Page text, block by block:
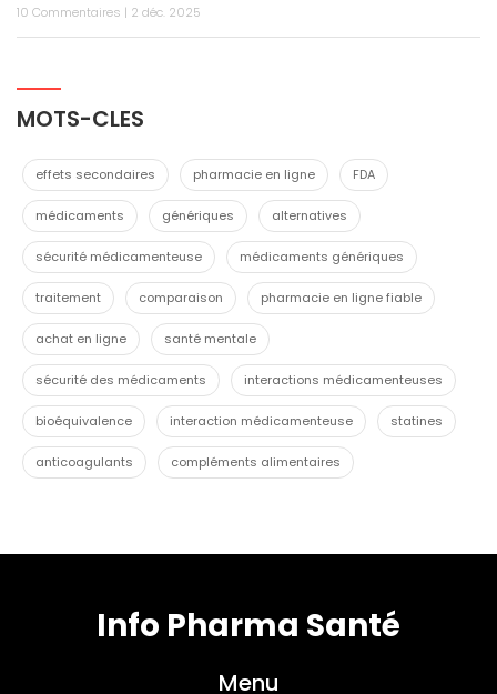
10 Commentaires | 2 déc. 2025
MOTS-CLES
effets secondaires pharmacie en ligne FDA
médicaments génériques alternatives
sécurité médicamenteuse médicaments génériques
traitement comparaison pharmacie en ligne fiable
achat en ligne santé mentale
sécurité des médicaments interactions médicamenteuses
bioéquivalence interaction médicamenteuse statines
anticoagulants compléments alimentaires
Info Pharma Santé
Menu